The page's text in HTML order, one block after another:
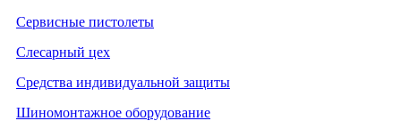
Сервисные пистолеты
Слесарный цех
Средства индивидуальной защиты
Шиномонтажное оборудование